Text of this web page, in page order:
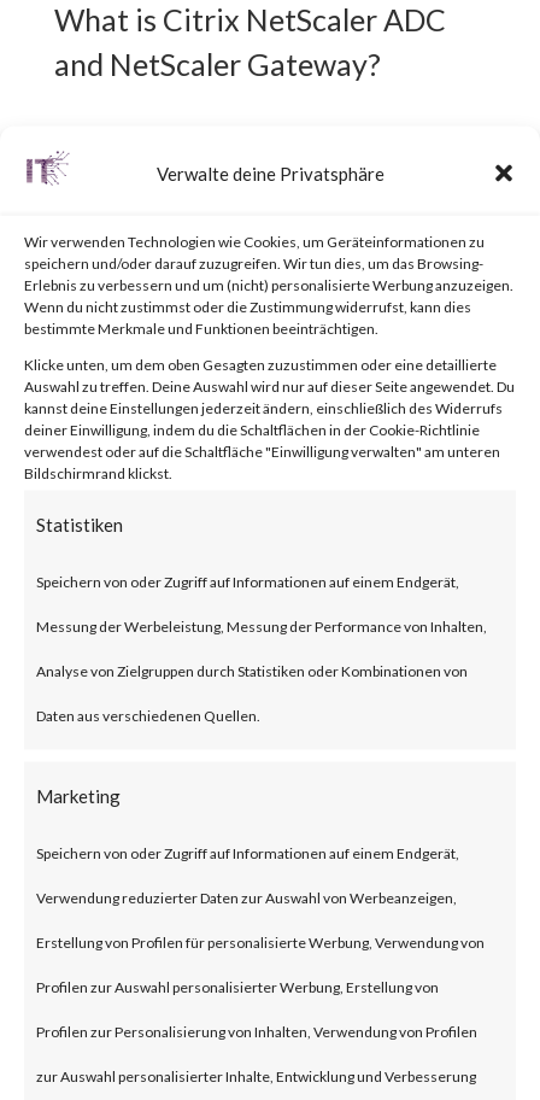
Verwalte deine Privatsphäre
Wir verwenden Technologien wie Cookies, um Geräteinformationen zu
speichern und/oder darauf zuzugreifen. Wir tun dies, um das Browsing-
Erlebnis zu verbessern und um (nicht) personalisierte Werbung anzuzeigen.
Wenn du nicht zustimmst oder die Zustimmung widerrufst, kann dies
bestimmte Merkmale und Funktionen beeinträchtigen.
Klicke unten, um dem oben Gesagten zuzustimmen oder eine detaillierte
Auswahl zu treffen. Deine Auswahl wird nur auf dieser Seite angewendet. Du
kannst deine Einstellungen jederzeit ändern, einschließlich des Widerrufs
deiner Einwilligung, indem du die Schaltflächen in der Cookie-Richtlinie
verwendest oder auf die Schaltfläche "Einwilligung verwalten" am unteren
Bildschirmrand klickst.
Statistiken
Speichern von oder Zugriff auf Informationen auf einem Endgerät,
Messung der Werbeleistung, Messung der Performance von Inhalten,
Analyse von Zielgruppen durch Statistiken oder Kombinationen von
Daten aus verschiedenen Quellen.
Marketing
Speichern von oder Zugriff auf Informationen auf einem Endgerät,
Verwendung reduzierter Daten zur Auswahl von Werbeanzeigen,
Erstellung von Profilen für personalisierte Werbung, Verwendung von
Profilen zur Auswahl personalisierter Werbung, Erstellung von
Profilen zur Personalisierung von Inhalten, Verwendung von Profilen
zur Auswahl personalisierter Inhalte, Entwicklung und Verbesserung
What is Citrix NetScaler ADC
and NetScaler Gateway?
previously known as Citrix ADC,
is an Application Delivery
Controller (ADC) designed to
achieve secure and optimized
network traffic.
Citrix NetScaler Gateway,
previously known as Citrix
Gateway, is an SSL-VPN solution
designed to provide secure and
optimized remote access.
What is the Attack?
published by Citrix, CVE-2023-
3519 is an unauthenticated
remote code execution
vulnerability that affects the
unmitigated Citrix NetScaler
ADC and NetScaler Gateway
products.